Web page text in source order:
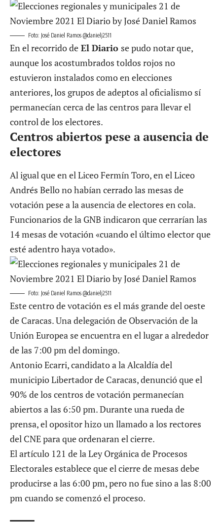
Foto: José Daniel Ramos @danielj2511
En el recorrido de El Diario se pudo notar que,
aunque los acostumbrados toldos rojos no
estuvieron instalados como en elecciones
anteriores, los grupos de adeptos al oficialismo sí
permanecían cerca de las centros para llevar el
control de los electores.
Centros abiertos pese a ausencia de
electores
Al igual que en el Liceo Fermín Toro, en el Liceo
Andrés Bello no habían cerrado las mesas de
votación pese a la ausencia de electores en cola.
Funcionarios de la GNB indicaron que cerrarían las
14 mesas de votación «cuando el último elector que
esté adentro haya votado».
Foto: José Daniel Ramos @danielj2511
Este centro de votación es el más grande del oeste
de Caracas. Una delegación de Observación de la
Unión Europea se encuentra en el lugar a alrededor
de las 7:00 pm del domingo.
Antonio Ecarri, candidato a la Alcaldía del
municipio Libertador de Caracas, denunció que el
90% de los centros de votación permanecían
abiertos a las 6:50 pm. Durante una rueda de
prensa, el opositor hizo un llamado a los rectores
del CNE para que ordenaran el cierre.
El artículo 121 de la Ley Orgánica de Procesos
Electorales establece que el cierre de mesas debe
producirse a las 6:00 pm, pero no fue sino a las 8:00
pm cuando se comenzó el proceso.